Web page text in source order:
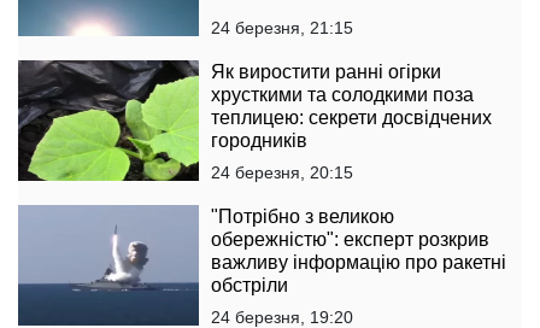
24 березня, 21:15
Як виростити ранні огірки
хрусткими та солодкими поза
теплицею: секрети досвідчених
городників
24 березня, 20:15
"Потрібно з великою
обережністю": експерт розкрив
важливу інформацію про ракетні
обстріли
24 березня, 19:20